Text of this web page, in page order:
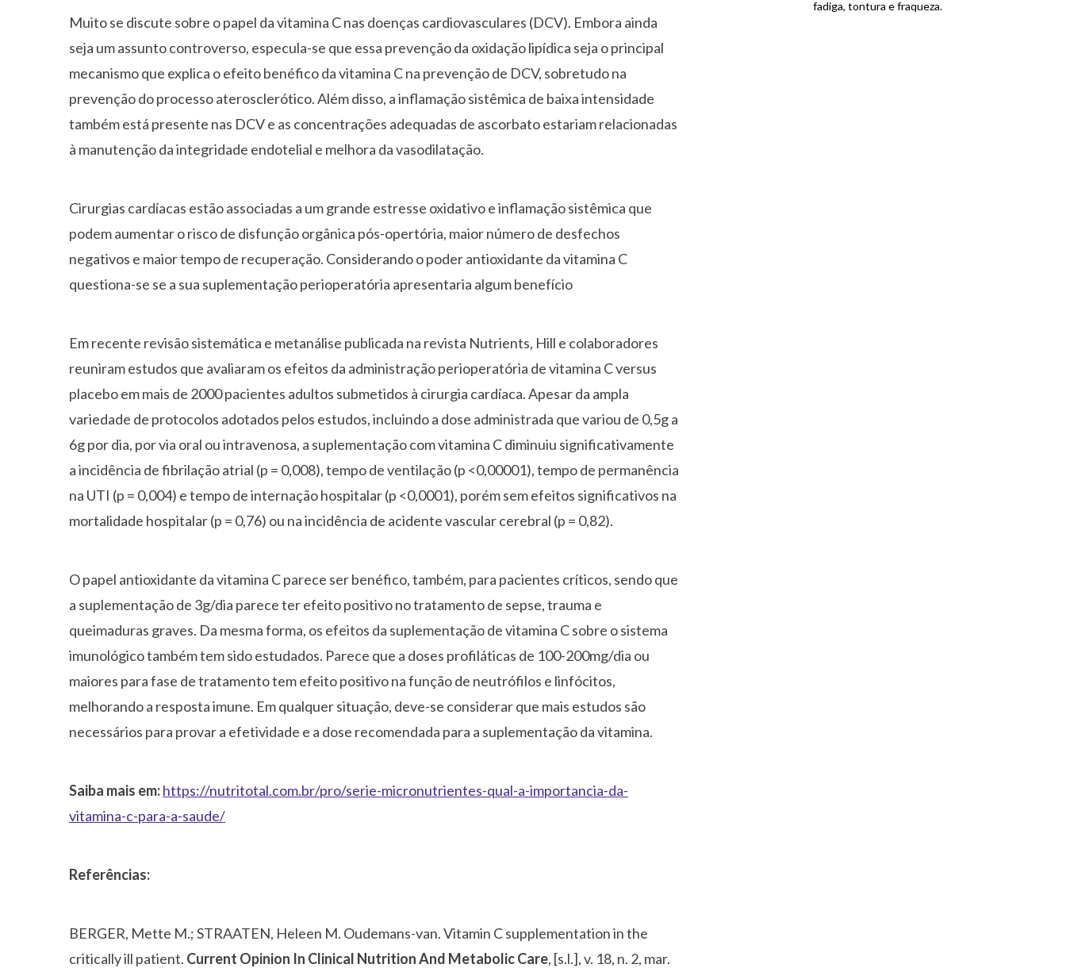
Muito se discute sobre o papel da vitamina C nas doenças cardiovasculares (DCV). Embora ainda
seja um assunto controverso, especula-se que essa prevenção da oxidação lipídica seja o principal
mecanismo que explica o efeito benéfico da vitamina C na prevenção de DCV, sobretudo na
prevenção do processo aterosclerótico. Além disso, a inflamação sistêmica de baixa intensidade
também está presente nas DCV e as concentrações adequadas de ascorbato estariam relacionadas
à manutenção da integridade endotelial e melhora da vasodilatação.
Cirurgias cardíacas estão associadas a um grande estresse oxidativo e inflamação sistêmica que
podem aumentar o risco de disfunção orgânica pós-opertória, maior número de desfechos
negativos e maior tempo de recuperação. Considerando o poder antioxidante da vitamina C
questiona-se se a sua suplementação perioperatória apresentaria algum benefício
Em recente revisão sistemática e metanálise publicada na revista Nutrients, Hill e colaboradores
reuniram estudos que avaliaram os efeitos da administração perioperatória de vitamina C versus
placebo em mais de 2000 pacientes adultos submetidos à cirurgia cardíaca. Apesar da ampla
variedade de protocolos adotados pelos estudos, incluindo a dose administrada que variou de 0,5g a
6g por dia, por via oral ou intravenosa, a suplementação com vitamina C diminuiu significativamente
a incidência de fibrilação atrial (p = 0,008), tempo de ventilação (p <0,00001), tempo de permanência
na UTI (p = 0,004) e tempo de internação hospitalar (p <0,0001), porém sem efeitos significativos na
mortalidade hospitalar (p = 0,76) ou na incidência de acidente vascular cerebral (p = 0,82).
O papel antioxidante da vitamina C parece ser benéfico, também, para pacientes críticos, sendo que
a suplementação de 3g/dia parece ter efeito positivo no tratamento de sepse, trauma e
queimaduras graves. Da mesma forma, os efeitos da suplementação de vitamina C sobre o sistema
imunológico também tem sido estudados. Parece que a doses profiláticas de 100-200mg/dia ou
maiores para fase de tratamento tem efeito positivo na função de neutrófilos e linfócitos,
melhorando a resposta imune. Em qualquer situação, deve-se considerar que mais estudos são
necessários para provar a efetividade e a dose recomendada para a suplementação da vitamina.
Saiba mais em:https://nutritotal.com.br/pro/serie-micronutrientes-qual-a-importancia-da-
vitamina-c-para-a-saude/
Referências:
BERGER, Mette M.; STRAATEN, Heleen M. Oudemans-van. Vitamin C supplementation in the
critically ill patient. Current Opinion In Clinical Nutrition And Metabolic Care, [s.l.], v. 18, n. 2, mar.
fadiga, tontura e fraqueza.